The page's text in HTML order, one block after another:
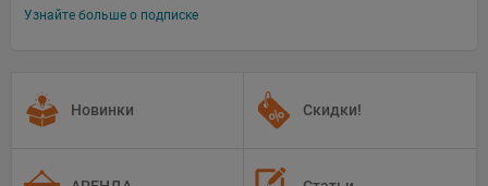
Узнайте больше о подписке
Новинки Скидки!